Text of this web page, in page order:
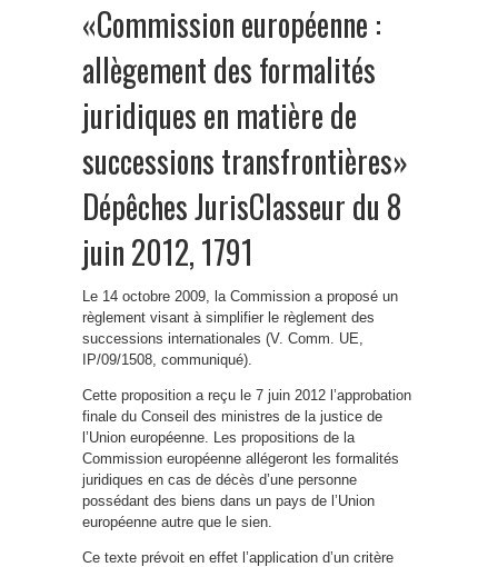
«Commission européenne :
allègement des formalités
juridiques en matière de
successions transfrontières»
Dépêches JurisClasseur du 8
juin 2012, 1791
Le 14 octobre 2009, la Commission a proposé un
règlement visant à simplifier le règlement des
successions internationales (V. Comm. UE,
IP/09/1508, communiqué).
Cette proposition a reçu le 7 juin 2012 l’approbation
finale du Conseil des ministres de la justice de
l’Union européenne. Les propositions de la
Commission européenne allégeront les formalités
juridiques en cas de décès d’une personne
possédant des biens dans un pays de l’Union
européenne autre que le sien.
Ce texte prévoit en effet l’application d’un critère